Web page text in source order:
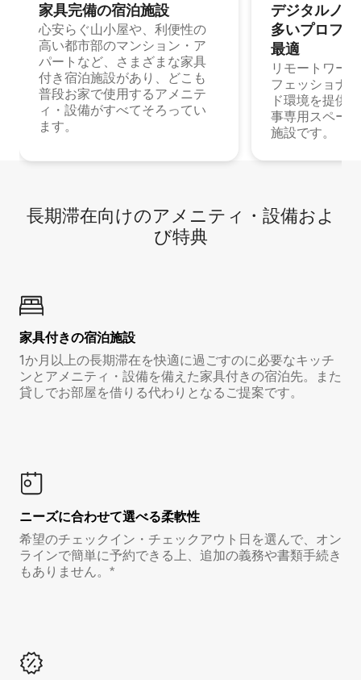
家具完備の宿⁠泊⁠施⁠設
心安らぐ山小屋や、利便性の
高い都市部のマンション・ア
パートなど、さまざまな家具
付き宿泊施設があり、どこも
普段お家で使用するアメニテ
ィ・設備がすべてそろってい
ます。
デジタルノ
多⁠いプ⁠ロ⁠フ⁠
最⁠適
リモートワー
フェッショナ
ド環境を提供
事専用スペー
施設です。
長期滞在向け⁠のア⁠メ⁠ニ⁠テ⁠ィ⁠・設⁠備⁠およ
び特⁠典
家具付き⁠の宿⁠泊⁠施⁠設
1か月以上の長期滞在を快適に過ごすのに必要なキッチ
ンとアメニティ・設備を備えた家具付きの宿泊先。また
貸しでお部屋を借りる代わりとなるご提案です。
ニーズに合わせて選べる柔軟性
希望のチェックイン・チェックアウト日を選んで、オン
ラインで簡単に予約できる上、追加の義務や書類手続き
もありません。*